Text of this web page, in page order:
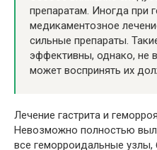
препаратам. Иногда при
медикаментозное
сильные препараты.
эффективны, однако, не
может воспринять их
Лечение гастрита и
Невозможно полностью
все геморроидальные узлы,